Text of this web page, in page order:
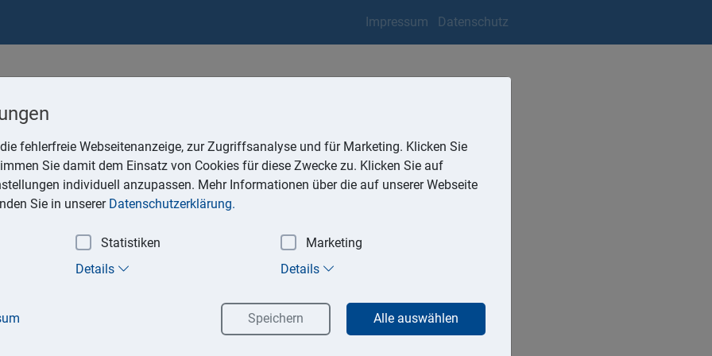
Impressum Datenschutz
einer Rechnung
entschieden, dass Rechnungen, mit denen ein Zentralregulierer gegenüber den
»im Namen und für Rechnung« des Kunden abrechnet, dem Kunden
dass § 14c Abs. 2 UStG Anwendung findet.
einer (GmbH & Co.) KG. Diese organisierte als Zentralregulierer
verschiedenen Lieferanten und Großhändlern (sog. Anschlusshäusern), zu denen
fehlerfreie Webseitenanzeige, zur Zugriffsanalyse und für Marketing. Klicken Sie
Sie damit dem Einsatz von Cookies für diese Zwecke zu. Klicken Sie auf
individuell anzupassen. Mehr Informationen über die auf unserer Webseite
Sie in unserer Datenschutzerklärung.
Statistiken
Marketing
Details Details
Speichern Alle auswählen